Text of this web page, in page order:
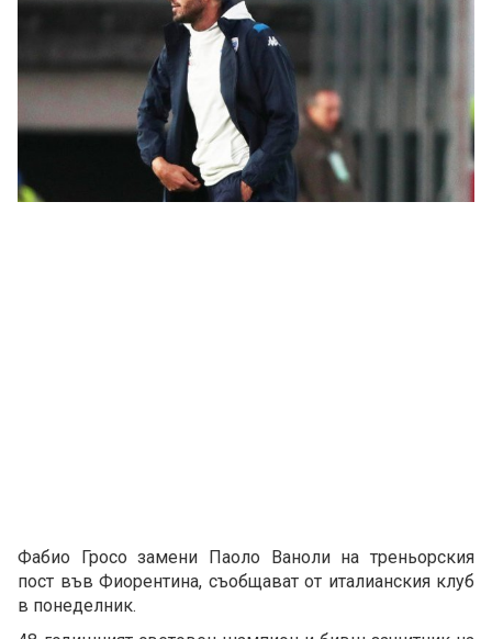
Фабио Гросо замени Паоло Ваноли на треньорския
пост във Фиорентина, съобщават от италианския клуб
в понеделник.